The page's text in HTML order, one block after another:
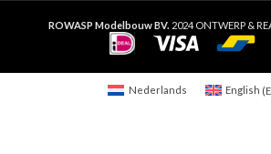
ROWASP Modelbouw BV. 2024 ONTWERP &
Nederlands English (